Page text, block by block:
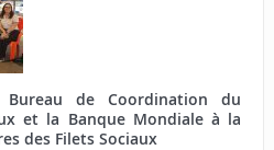
de Coordination du
et la Banque Mondiale à la
des Filets Sociaux